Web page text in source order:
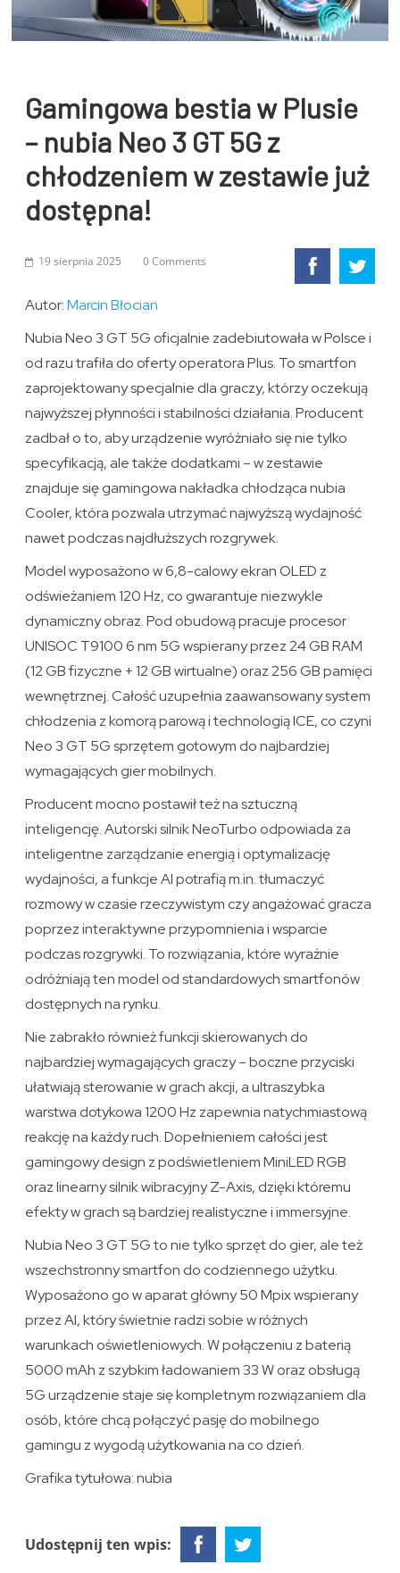
Gamingowa bestia w Plusie
– nubia Neo 3 GT 5G z
chłodzeniem w zestawie już
dostępna!
19 sierpnia 2025 0 Comments
Autor:Marcin Błocian
Nubia Neo 3 GT 5G oficjalnie zadebiutowała w Polsce i
od razu trafiła do oferty operatora Plus. To smartfon
zaprojektowany specjalnie dla graczy, którzy oczekują
najwyższej płynności i stabilności działania. Producent
zadbał o to, aby urządzenie wyróżniało się nie tylko
specyfikacją, ale także dodatkami – w zestawie
znajduje się gamingowa nakładka chłodząca nubia
Cooler, która pozwala utrzymać najwyższą wydajność
nawet podczas najdłuższych rozgrywek.
Model wyposażono w 6,8-calowy ekran OLED z
odświeżaniem 120 Hz, co gwarantuje niezwykle
dynamiczny obraz. Pod obudową pracuje procesor
UNISOC T9100 6 nm 5G wspierany przez 24 GB RAM
(12 GB fizyczne + 12 GB wirtualne) oraz 256 GB pamięci
wewnętrznej. Całość uzupełnia zaawansowany system
chłodzenia z komorą parową i technologią ICE, co czyni
Neo 3 GT 5G sprzętem gotowym do najbardziej
wymagających gier mobilnych.
Producent mocno postawił też na sztuczną
inteligencję. Autorski silnik NeoTurbo odpowiada za
inteligentne zarządzanie energią i optymalizację
wydajności, a funkcje AI potrafią m.in. tłumaczyć
rozmowy w czasie rzeczywistym czy angażować gracza
poprzez interaktywne przypomnienia i wsparcie
podczas rozgrywki. To rozwiązania, które wyraźnie
odróżniają ten model od standardowych smartfonów
dostępnych na rynku.
Nie zabrakło również funkcji skierowanych do
najbardziej wymagających graczy – boczne przyciski
ułatwiają sterowanie w grach akcji, a ultraszybka
warstwa dotykowa 1200 Hz zapewnia natychmiastową
reakcję na każdy ruch. Dopełnieniem całości jest
gamingowy design z podświetleniem MiniLED RGB
oraz linearny silnik wibracyjny Z-Axis, dzięki któremu
efekty w grach są bardziej realistyczne i immersyjne.
Nubia Neo 3 GT 5G to nie tylko sprzęt do gier, ale też
wszechstronny smartfon do codziennego użytku.
Wyposażono go w aparat główny 50 Mpix wspierany
przez AI, który świetnie radzi sobie w różnych
warunkach oświetleniowych. W połączeniu z baterią
5000 mAh z szybkim ładowaniem 33 W oraz obsługą
5G urządzenie staje się kompletnym rozwiązaniem dla
osób, które chcą połączyć pasję do mobilnego
gamingu z wygodą użytkowania na co dzień.
Grafika tytułowa: nubia
Udostępnij ten wpis: